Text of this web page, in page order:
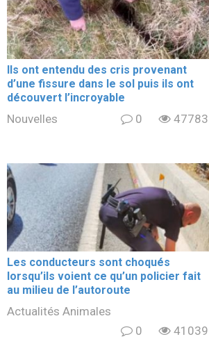
Ils ont entendu des cris provenant
d’une fissure dans le sol puis ils ont
découvert l’incroyable
Nouvelles 0 47783
Les conducteurs sont choqués
lorsqu’ils voient ce qu’un policier fait
au milieu de l’autoroute
Actualités Animales
0
41039